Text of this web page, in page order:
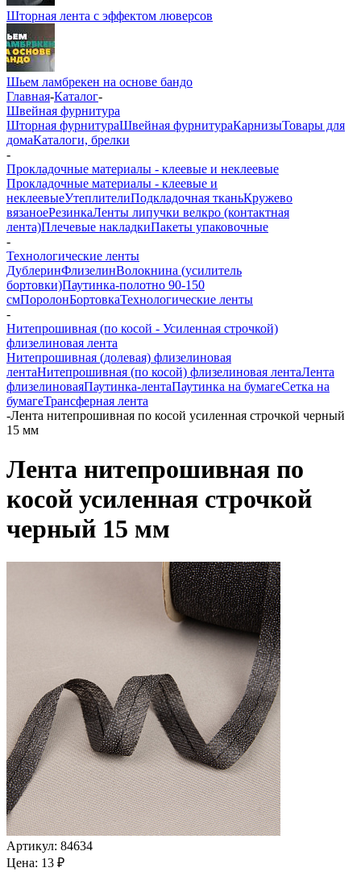
Шторная лента с эффектом люверсов
Шьем ламбрекен на основе бандо
Главная-Каталог-
Швейная фурнитура
Шторная фурнитураШвейная фурнитураКарнизыТовары для
домаКаталоги, брелки
-
Прокладочные материалы - клеевые и неклеевые
Прокладочные материалы - клеевые и
неклеевыеУтеплителиПодкладочная тканьКружево
вязаноеРезинкаЛенты липучки велкро (контактная
лента)Плечевые накладкиПакеты упаковочные
-
Технологические ленты
ДублеринФлизелинВолокнина (усилитель
бортовки)Паутинка-полотно 90-150
смПоролонБортовкаТехнологические ленты
-
Нитепрошивная (по косой - Усиленная строчкой)
флизелиновая лента
Нитепрошивная (долевая) флизелиновая
лентаНитепрошивная (по косой) флизелиновая лентаЛента
флизелиноваяПаутинка-лентаПаутинка на бумагеСетка на
бумагеТрансферная лента
-Лента нитепрошивная по косой усиленная строчкой черный
15 мм
Лента нитепрошивная по
косой усиленная строчкой
черный 15 мм
Артикул: 84634
Цена: 13 ₽